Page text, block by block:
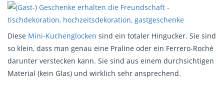
Diese Mini-Kuchenglocken sind ein totaler Hingucker. Sie sind
so klein, dass man genau eine Praline oder ein Ferrero-Roché
darunter verstecken kann. Sie sind aus einem durchsichtigen
Material (kein Glas) und wirklich sehr ansprechend.